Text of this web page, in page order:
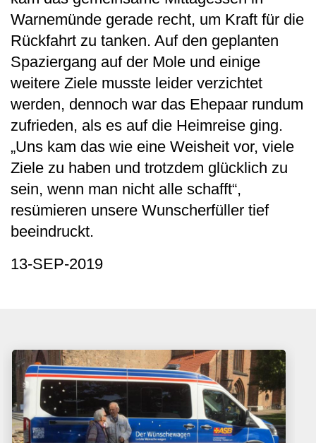
Warnemünde gerade recht, um Kraft für die
Rückfahrt zu tanken. Auf den geplanten
Spaziergang auf der Mole und einige
weitere Ziele musste leider verzichtet
werden, dennoch war das Ehepaar rundum
zufrieden, als es auf die Heimreise ging.
„Uns kam das wie eine Weisheit vor, viele
Ziele zu haben und trotzdem glücklich zu
sein, wenn man nicht alle schafft“,
resümieren unsere Wunscherfüller tief
beeindruckt.
13-SEP-2019